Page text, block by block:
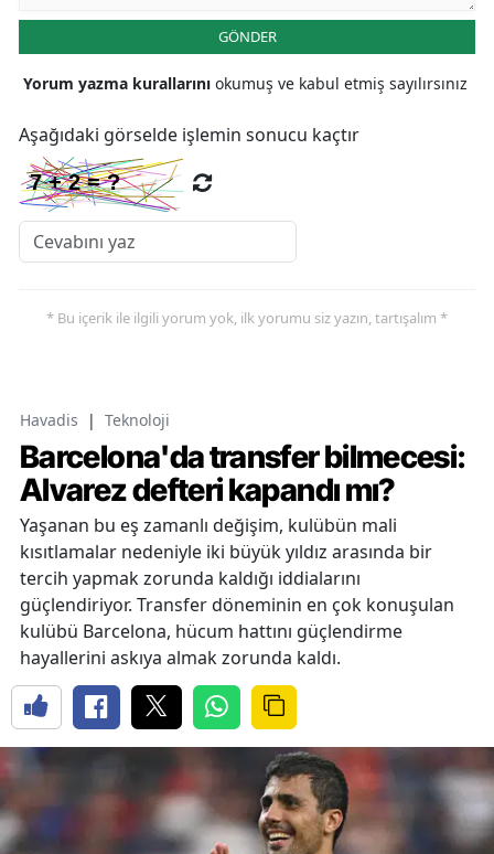
GÖNDER
Yorum yazma kurallarını okumuş ve kabul etmiş sayılırsınız
Aşağıdaki görselde işlemin sonucu kaçtır
* Bu içerik ile ilgili yorum yok, ilk yorumu siz yazın, tartışalım *
Havadis | Teknoloji
Barcelona'da transfer bilmecesi:
Alvarez defteri kapandı mı?
Yaşanan bu eş zamanlı değişim, kulübün mali
kısıtlamalar nedeniyle iki büyük yıldız arasında bir
tercih yapmak zorunda kaldığı iddialarını
güçlendiriyor. Transfer döneminin en çok konuşulan
kulübü Barcelona, hücum hattını güçlendirme
hayallerini askıya almak zorunda kaldı.